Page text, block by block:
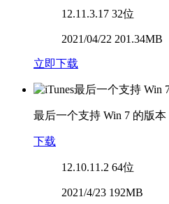
12.11.3.17 32位
2021/04/22 201.34MB
立即下载
最后一个支持 Win 7 的版本
下载
12.10.11.2 64位
2021/4/23 192MB